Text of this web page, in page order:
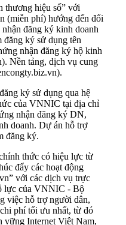
thương hiệu số” với
(miễn phí) hướng đến đối
đăng ký kinh doanh
đăng ký sử dụng tên
nhận đăng ký hộ kinh
Nền tảng, dịch vụ cung
ký sử dụng qua hệ
của VNNIC tại địa chỉ
nhận đăng ký DN,
doanh. Dự án hỗ trợ
đăng ký.
thức có hiệu lực từ
đẩy các hoạt động
với các dịch vụ trực
lực của VNNIC - Bộ
việc hỗ trợ người dân,
phí tối ưu nhất, từ đó
vững Internet Việt Nam,